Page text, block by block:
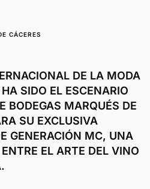
CÁCERES
DE LA MODA
SIDO EL ESCENARIO
BODEGAS MARQUÉS DE
SU EXCLUSIVA
GENERACIÓN MC, UNA
EL ARTE DEL VINO